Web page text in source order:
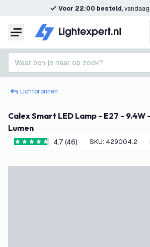
Voor 22:00 besteld,
Menu
Waar ben je naar op zoek?
Lichtbronnen
Calex Smart LED Lamp - E27 - 9.4W - RGB+CCT - 806
Lumen
4.7 score sterren
4.7 (46) SKU: 429004.2